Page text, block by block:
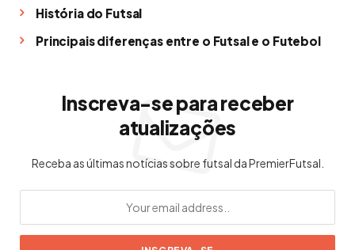
História do Futsal
Principais diferenças entre o Futsal e o Futebol
Inscreva-se para receber
atualizações
Receba as últimas notícias sobre futsal da PremierFutsal.